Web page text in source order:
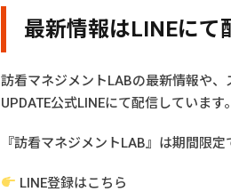
最新情報はLINEにて
訪看マネジメントLABの最新情報や、
UPDATE公式LINEにて配信しています。
『訪看マネジメントLAB』は期間限
LINE登録はこちら